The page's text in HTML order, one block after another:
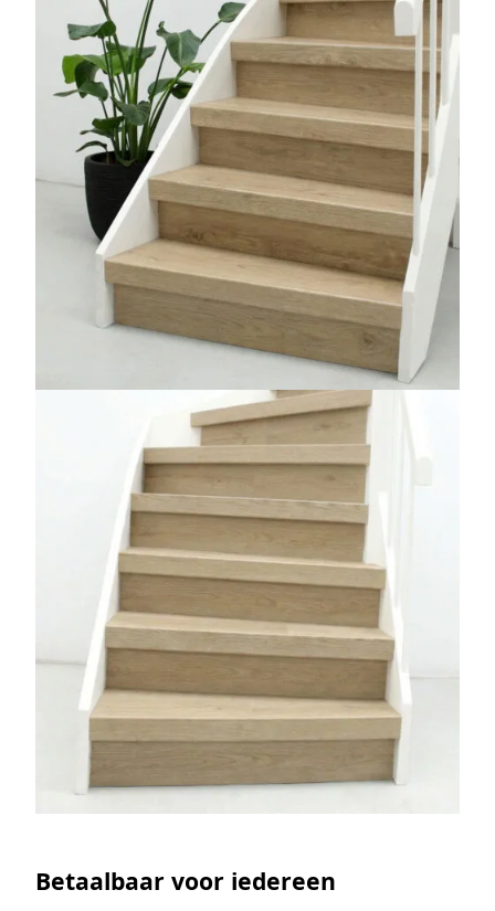
Betaalbaar voor iedereen